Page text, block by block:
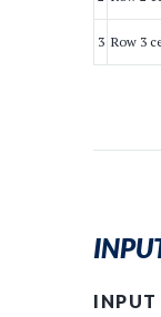
3 Row 3
INPUT